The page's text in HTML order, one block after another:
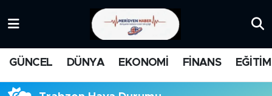
GÜNCEL DÜNYA EKONOMİ FİNANS EĞİTİM